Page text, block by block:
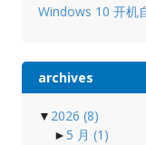
Windows 10 开机
archives
▼ 2026 (8)
► 5 月 (1)